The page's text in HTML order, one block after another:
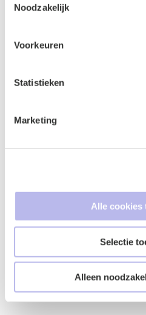
uw gebruik van hun services.
Noodzakelijk
Voorkeuren
Statistieken
Marketing
Alle cookies
Selectie
Alleen
Jos